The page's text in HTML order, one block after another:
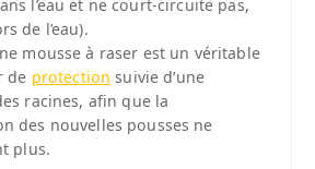
l’eau et ne court-circuite pas,
de l’eau).
mousse à raser est un véritable
de protection suivie d’une
racines, afin que la
des nouvelles pousses ne
plus.